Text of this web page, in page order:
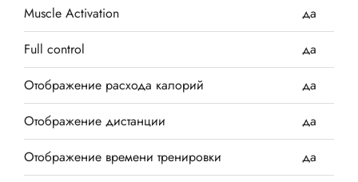
Muscle Activation
да
Full control
да
Отображение расхода калорий
да
Отображение дистанции
да
Отображение времени тренировки
да